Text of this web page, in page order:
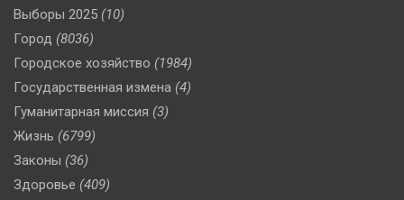
Выборы 2025 (10)
Город (8036)
Городское хозяйство (1984)
Государственная измена (4)
Гуманитарная миссия (3)
Жизнь (6799)
Законы (36)
Здоровье (409)